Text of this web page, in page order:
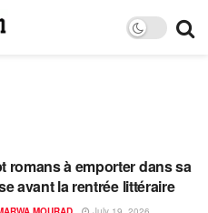
romans à emporter dans sa
avant la rentrée littéraire